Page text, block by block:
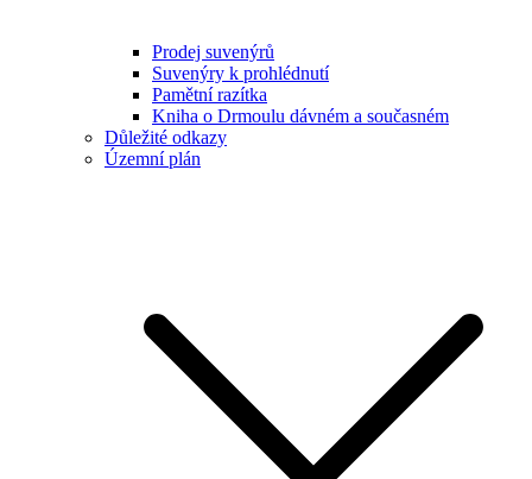
Prodej suvenýrů
Suvenýry k prohlédnutí
Pamětní razítka
Kniha o Drmoulu dávném a současném
Důležité odkazy
Územní plán